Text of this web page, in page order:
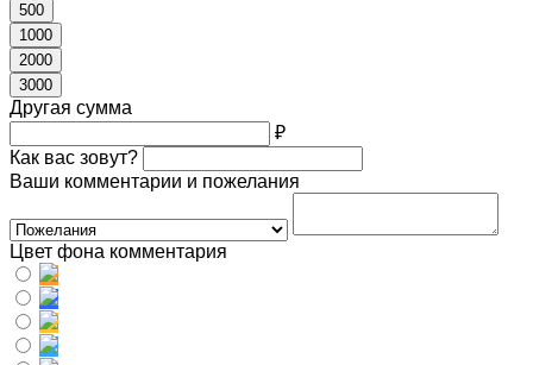
500
1000
2000
3000
Другая сумма
₽
Как вас зовут?
Ваши комментарии и пожелания
Цвет фона комментария